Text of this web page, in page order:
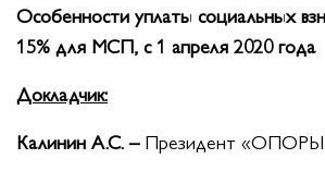
Особенности уплаты социальных
15% для МСП, с 1 апреля 2020 года
Докладчик:
Калинин А.С. – Президент